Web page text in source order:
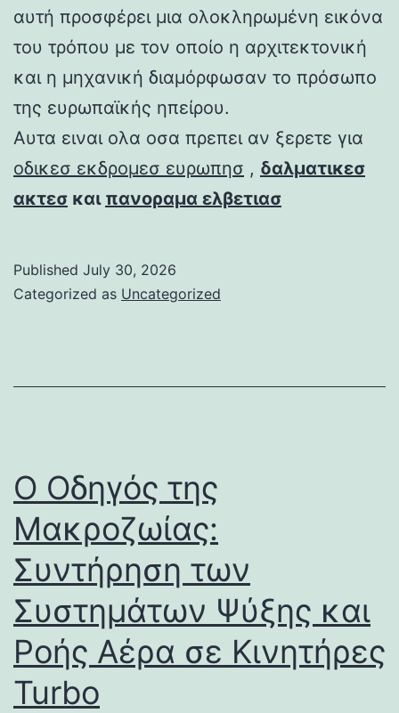
αυτή προσφέρει μια ολοκληρωμένη εικόνα
του τρόπου με τον οποίο η αρχιτεκτονική
και η μηχανική διαμόρφωσαν το πρόσωπο
της ευρωπαϊκής ηπείρου.
Αυτα ειναι ολα οσα πρεπει αν ξερετε για
οδικεσ εκδρομεσ ευρωπησ , δαλματικεσ
ακτεσ και πανοραμα ελβετιασ
Published July 30, 2026
Categorized as Uncategorized
Ο Οδηγός της
Μακροζωίας:
Συντήρηση των
Συστημάτων Ψύξης και
Ροής Αέρα σε Κινητήρες
Turbo